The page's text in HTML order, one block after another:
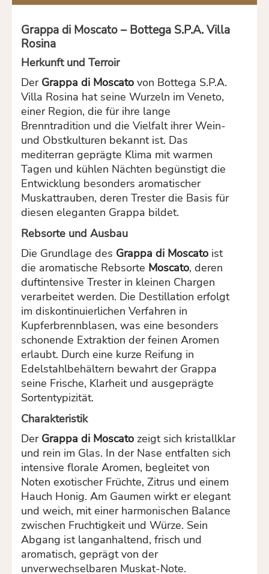
Grappa di Moscato – Bottega S.P.A. Villa
Rosina
Herkunft und Terroir
Der Grappa di Moscato von Bottega S.P.A.
Villa Rosina hat seine Wurzeln im Veneto,
einer Region, die für ihre lange
Brenntradition und die Vielfalt ihrer Wein-
und Obstkulturen bekannt ist. Das
mediterran geprägte Klima mit warmen
Tagen und kühlen Nächten begünstigt die
Entwicklung besonders aromatischer
Muskattrauben, deren Trester die Basis für
diesen eleganten Grappa bildet.
Rebsorte und Ausbau
Die Grundlage des Grappa di Moscato ist
die aromatische Rebsorte Moscato, deren
duftintensive Trester in kleinen Chargen
verarbeitet werden. Die Destillation erfolgt
im diskontinuierlichen Verfahren in
Kupferbrennblasen, was eine besonders
schonende Extraktion der feinen Aromen
erlaubt. Durch eine kurze Reifung in
Edelstahlbehältern bewahrt der Grappa
seine Frische, Klarheit und ausgeprägte
Sortentypizität.
Charakteristik
Der Grappa di Moscato zeigt sich kristallklar
und rein im Glas. In der Nase entfalten sich
intensive florale Aromen, begleitet von
Noten exotischer Früchte, Zitrus und einem
Hauch Honig. Am Gaumen wirkt er elegant
und weich, mit einer harmonischen Balance
zwischen Fruchtigkeit und Würze. Sein
Abgang ist langanhaltend, frisch und
aromatisch, geprägt von der
unverwechselbaren Muskat-Note.